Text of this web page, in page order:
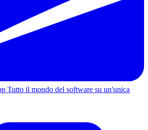
Tutto il mondo del software su un'unica